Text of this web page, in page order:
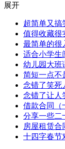
展开
超简单又搞
值得收藏很
最简单的很
适合小学生
幼儿园大班
简短一点不
念错了笑死
念错了让人
借款合同（
分享一些二
房屋租赁合
十四字春节